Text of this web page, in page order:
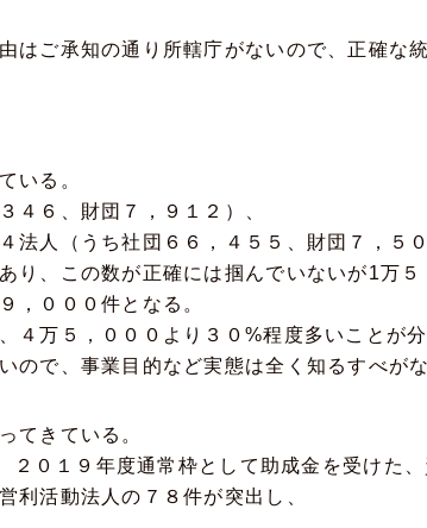
はご承知の通り所轄庁がないので、正確な
いる。
４６、財団７，９１２）、
人（うち社団６６，４５５、財団７，５０
り、この数が正確には掴んでいないが1万５
，０００件となる。
万５，０００より３０%程度多いことが分
ので、事業目的など実態は全く知るすべがな
てきている。
０１９年度通常枠として助成金を受けた
利活動法人の７８件が突出し、